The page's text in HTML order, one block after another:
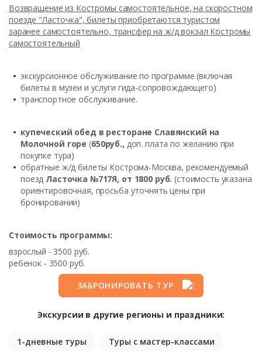
Возвращение из Костромы самостоятельное, на скоростном
поезде "Ласточка", билеты приобретаются туристом
заранее самостоятельно, трансфер на ж/д вокзал Костромы
самостоятельный
экскурсионное обслуживание по программе (включая
билеты в музеи и услуги гида-сопровождающего)
транспортное обслуживание.
купеческий обед в ресторане Славянский на
Молочной горе(650руб., доп. плата по желанию при
покупке тура)
обратные ж/д билеты Кострома-Москва, рекомендуемый
поезд Ласточка №717Я, от 1800 руб.(стоимость указана
ориентировочная, просьба уточнять цены при
бронировании)
Стоимость программы:
взрослый - 3500 руб.
ребенок - 3500 руб.
ЗАБРОНИРОВАТЬ ТУР
Экскурсии в другие регионы и праздники:
1-дневные туры Туры с мастер-классами